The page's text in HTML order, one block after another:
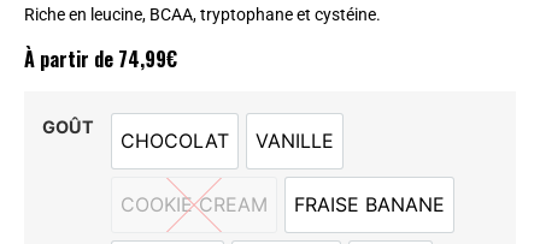
Riche en leucine, BCAA, tryptophane et cystéine.
À partir de 74,99€
GOÛT
CHOCOLAT VANILLE
COOKIE CREAM
COOKIE CREAM
FRAISE BANANE